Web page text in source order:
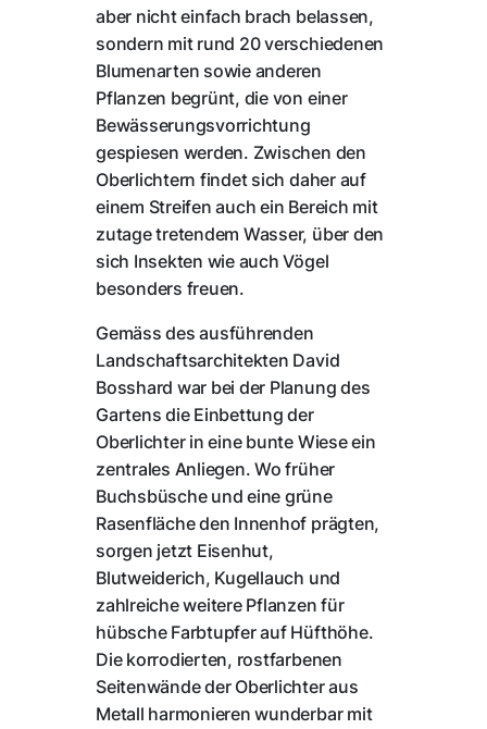
aber nicht einfach brach belassen,
sondern mit rund 20 verschiedenen
Blumenarten sowie anderen
Pflanzen begrünt, die von einer
Bewässerungsvorrichtung
gespiesen werden. Zwischen den
Oberlichtern findet sich daher auf
einem Streifen auch ein Bereich mit
zutage tretendem Wasser, über den
sich Insekten wie auch Vögel
besonders freuen.
Gemäss des ausführenden
Landschaftsarchitekten David
Bosshard war bei der Planung des
Gartens die Einbettung der
Oberlichter in eine bunte Wiese ein
zentrales Anliegen. Wo früher
Buchsbüsche und eine grüne
Rasenfläche den Innenhof prägten,
sorgen jetzt Eisenhut,
Blutweiderich, Kugellauch und
zahlreiche weitere Pflanzen für
hübsche Farbtupfer auf Hüfthöhe.
Die korrodierten, rostfarbenen
Seitenwände der Oberlichter aus
Metall harmonieren wunderbar mit